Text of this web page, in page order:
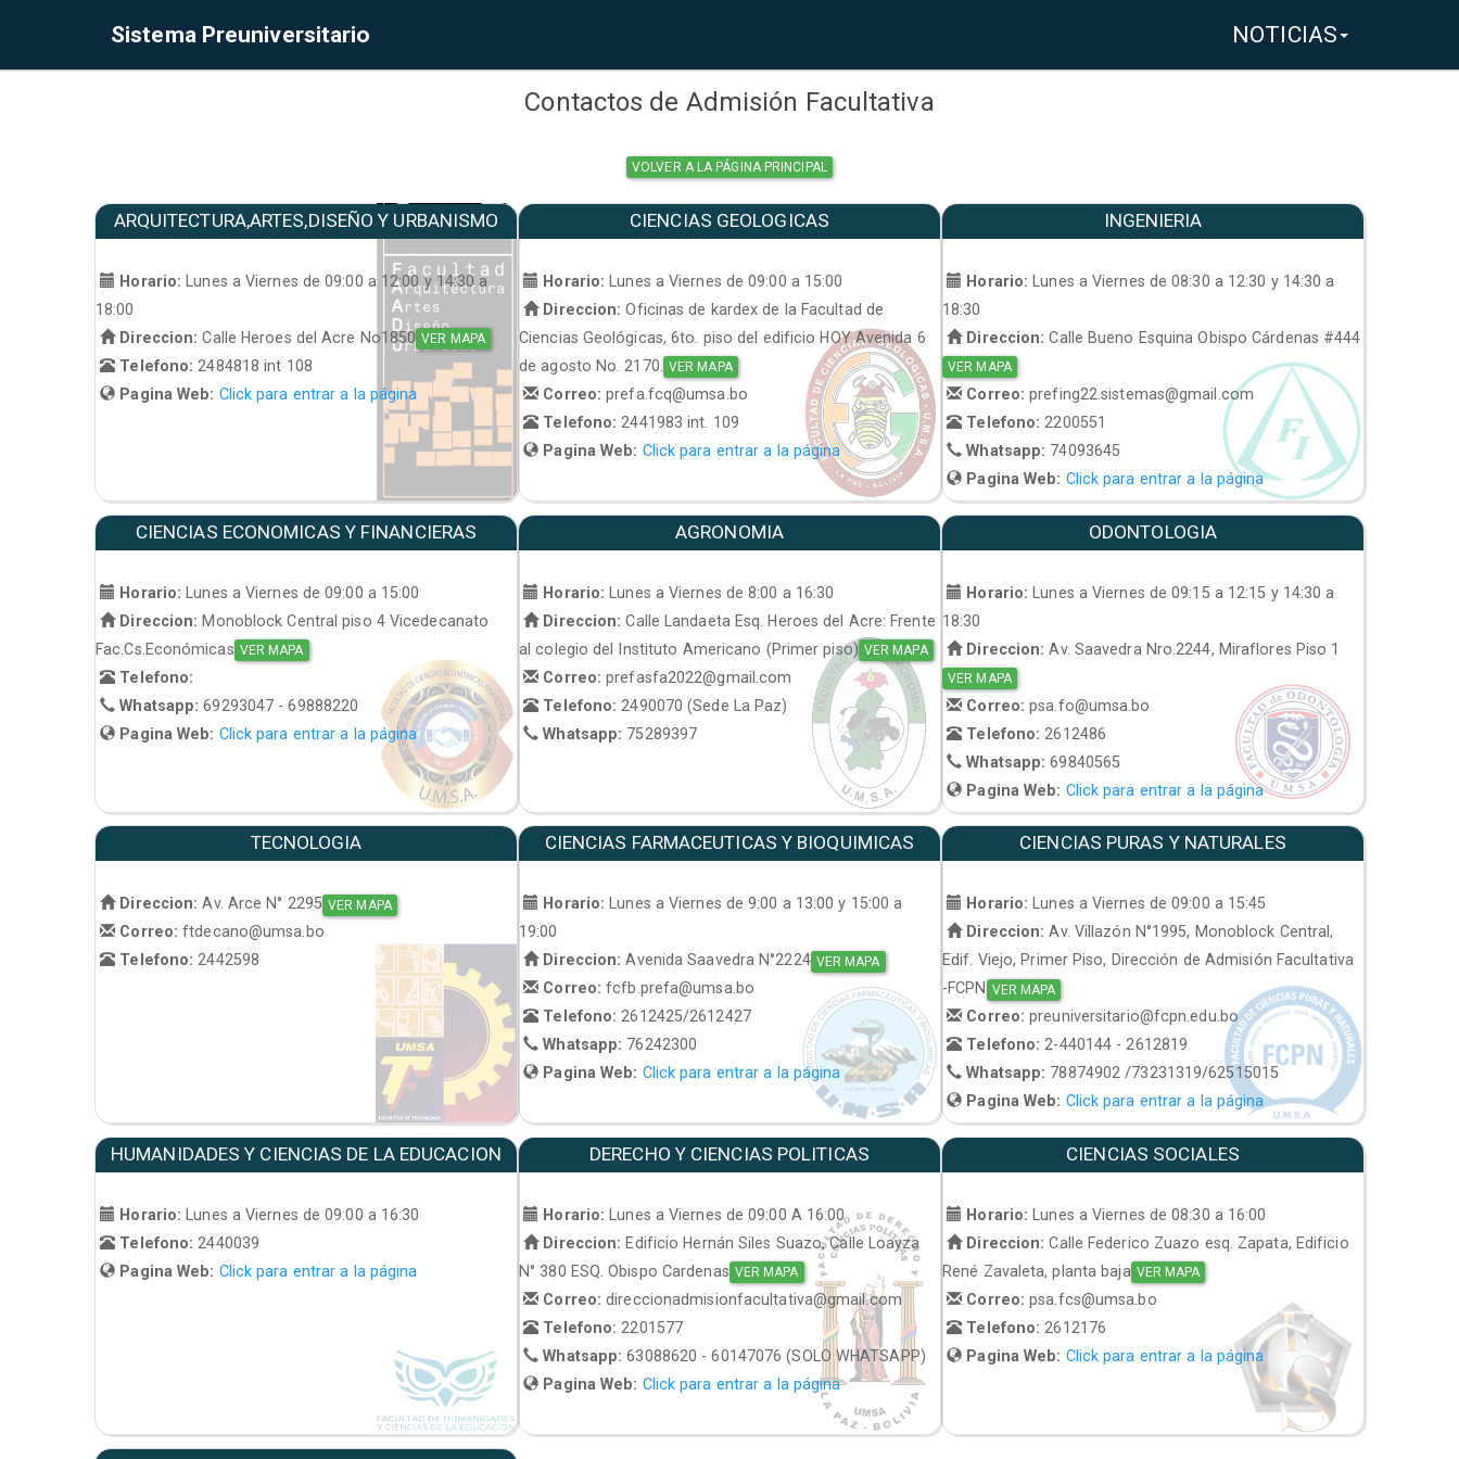
Sistema Preuniversitario NOTICIAS
Contactos de Admisión Facultativa
VOLVER A LA PÁGINA PRINCIPAL
ARQUITECTURA,ARTES,DISEÑO Y URBANISMO
Horario:
Lunes a Viernes de 09:00 a 12:00 y 14:30 a
18:00
Direccion: Calle Heroes del Acre No1850 VER MAPA
Telefono: 2484818 int 108
Pagina Web: Click para entrar a la página
CIENCIAS GEOLOGICAS
Horario:
Lunes a Viernes de 09:00 a 15:00
Direccion: Oficinas de kardex de la Facultad de
Ciencias Geológicas, 6to. piso del edificio HOY Avenida 6
de agosto No. 2170.
VER MAPA
Correo:prefa.fcq@umsa.bo
Telefono: 2441983 int. 109
Pagina Web: Click para entrar a la página
INGENIERIA
Horario:
Lunes a Viernes de 08:30 a 12:30 y 14:30 a
18:30
Direccion: Calle Bueno Esquina Obispo Cárdenas #444
VER MAPA
Correo:prefing22.sistemas@gmail.com
Telefono: 2200551
Whatsapp: 74093645
Pagina Web: Click para entrar a la página
CIENCIAS ECONOMICAS Y FINANCIERAS
Horario:
Lunes a Viernes de 09:00 a 15:00
Direccion: Monoblock Central piso 4 Vicedecanato
Fac.Cs.Económicas VER MAPA
Telefono:
Whatsapp:69293047 - 69888220
Pagina Web: Click para entrar a la página
AGRONOMIA
Horario:
Lunes a Viernes de 8:00 a 16:30
Direccion: Calle Landaeta Esq. Heroes del Acre: Frente
al colegio del Instituto Americano (Primer piso) VER MAPA
Correo:prefasfa2022@gmail.com
Telefono: 2490070 (Sede La Paz)
Whatsapp: 75289397
ODONTOLOGIA
Horario:
Lunes a Viernes de 09:15 a 12:15 y 14:30 a
18:30
Direccion: Av. Saavedra Nro.2244, Miraflores Piso 1
VER MAPA
Correo:psa.fo@umsa.bo
Telefono: 2612486
Whatsapp:69840565
Pagina Web: Click para entrar a la página
TECNOLOGIA
Direccion: Av. Arce N° 2295 VER MAPA
Correo:ftdecano@umsa.bo
Telefono:2442598
CIENCIAS FARMACEUTICAS Y BIOQUIMICAS
Horario: Lunes a Viernes de 9:00 a 13:00 y 15:00 a
19:00
Direccion: Avenida Saavedra N°2224 VER MAPA
Correo:fcfb.prefa@umsa.bo
Telefono:2612425/2612427
Whatsapp: 76242300
Pagina Web: Click para entrar a la página
CIENCIAS PURAS Y NATURALES
Horario: Lunes a Viernes de 09:00 a 15:45
Direccion: Av. Villazón N°1995, Monoblock Central,
Edif. Viejo, Primer Piso, Dirección de Admisión Facultativa
-FCPN VER MAPA
Correo:preuniversitario@fcpn.edu.bo
Telefono:2-440144 - 2612819
Whatsapp: 78874902 /73231319/62515015
Pagina Web: Click para entrar a la página
HUMANIDADES Y CIENCIAS DE LA EDUCACION
Horario:
Lunes a Viernes de 09:00 a 16:30
Telefono: 2440039
Pagina Web: Click para entrar a la página
DERECHO Y CIENCIAS POLITICAS
Horario:
Lunes a Viernes de 09:00 A 16:00
Direccion: Edificio Hernán Siles Suazo, Calle Loayza
N° 380 ESQ. Obispo Cardenas VER MAPA
Correo:direccionadmisionfacultativa@gmail.com
Telefono: 2201577
Whatsapp:63088620 - 60147076 (SOLO WHATSAPP)
Pagina Web: Click para entrar a la página
CIENCIAS SOCIALES
Horario:
Lunes a Viernes de 08:30 a 16:00
Direccion: Calle Federico Zuazo esq. Zapata, Edificio
René Zavaleta, planta baja VER MAPA
Correo:psa.fcs@umsa.bo
Telefono: 2612176
Pagina Web: Click para entrar a la página